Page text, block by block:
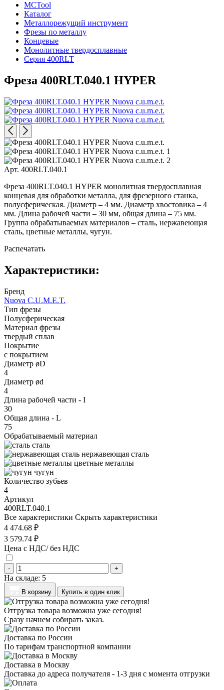
MCTool
Каталог
Металлорежущий инструмент
Фрезы по металлу
Концевые
Монолитные твердосплавные
Серия 400RLT
Фреза 400RLT.040.1 HYPER
Арт. 400RLT.040.1
Фреза 400RLT.040.1 HYPER монолитная твердосплавная
концевая для обработки металла, для фрезерного станка,
полусферическая. Диаметр – 4 мм. Диаметр хвостовика – 4
мм. Длина рабочей части – 30 мм, общая длина – 75 мм.
Группа обрабатываемых материалов – сталь, нержавеющая
сталь, цветные металлы, чугун.
Распечатать
Характеристики:
Бренд
Nuova C.U.M.E.T.
Тип фрезы
Полусферическая
Материал фрезы
твердый сплав
Покрытие
с покрытием
Диаметр øD
4
Диаметр ød
4
Длина рабочей части - I
30
Общая длина - L
75
Обрабатываемый материал
сталь
нержавеющая сталь
цветные металлы
чугун
Количество зубьев
4
Артикул
400RLT.040.1
Все характеристики Скрыть характеристики
4 474.68 ₽
3 579.74 ₽
Цена с НДС/ без НДС
- +
На складе: 5
В корзину Купить в один клик
Отгрузка товара возможна уже сегодня!
Сразу начнем собирать заказ.
Доставка по России
По тарифам транспортной компании
Доставка в Москву
Доставка до адреса получателя - 1-3 дня с момента отгрузки